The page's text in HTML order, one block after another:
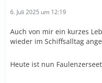
6. Juli 2025 um 12:19
Auch von mir ein kurzes
wieder im Schiffsalltag
Heute ist nun